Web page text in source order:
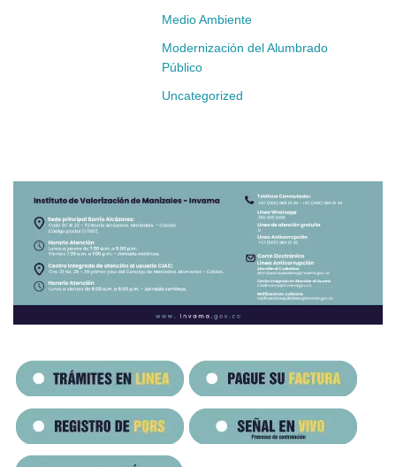
Medio Ambiente
Modernización del Alumbrado
Público
Uncategorized